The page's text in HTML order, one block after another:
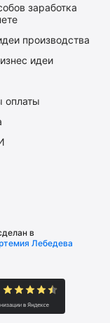
заработка
производства
идеи
оплаты
в
Лебедева